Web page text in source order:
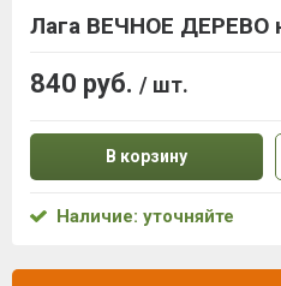
Лага ВЕЧНОЕ ДЕРЕВО
840 руб. / шт.
В корзину
Наличие: уточняйте